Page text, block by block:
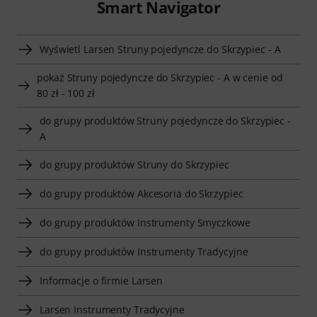
Smart Navigator
Wyświetl Larsen Struny pojedyncze do Skrzypiec - A
pokaż Struny pojedyncze do Skrzypiec - A w cenie od
80 zł - 100 zł
do grupy produktów Struny pojedyncze do Skrzypiec -
A
do grupy produktów Struny do Skrzypiec
do grupy produktów Akcesoria do Skrzypiec
do grupy produktów Instrumenty Smyczkowe
do grupy produktów Instrumenty Tradycyjne
Informacje o firmie Larsen
Larsen Instrumenty Tradycyjne